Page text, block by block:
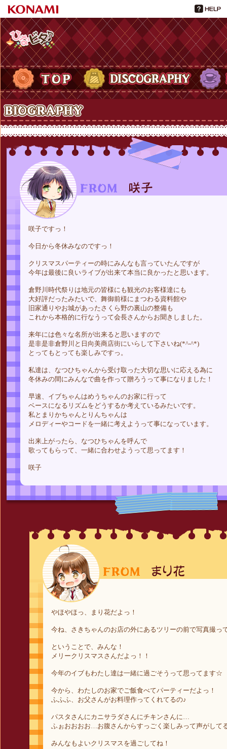
ひなビタ♪
TOP DISCOGRAPHY
Biography
咲子ですっ！
今日から冬休みなのですっ！
クリスマスパーティーの時にみんなも言っていたんですが
今年は最後に良いライブが出来て本当に良かったと思います。
倉野川時代祭りは地元の皆様にも観光のお客様達にも
大好評だったみたいで、舞御前様にまつわる資料館や
旧家通りやお城があったさくら野の裏山の整備も
これから本格的に行なうって会長さんからお聞きしました。
来年には色々な名所が出来ると思いますので
是非是非倉野川と日向美商店街にいらして下さいね(*^-^*)
とってもとっても楽しみですっ。
私達は、なつひちゃんから受け取った大切な思いに応える為に
冬休みの間にみんなで曲を作って贈ろうって事になりました！
早速、イブちゃんはめうちゃんのお家に行って
ベースになるリズムをどうするか考えているみたいです。
私とまりかちゃんとりんちゃんは
メロディーやコードを一緒に考えようって事になっています。
出来上がったら、なつひちゃんを呼んで
歌ってもらって、一緒に合わせようって思ってます！
咲子
やほやほっ、まり花だよっ！
今ね、さきちゃんのお店の外にあるツリーの前で写真撮っ
ということで、みんな！
メリークリスマスさんだよっ！！
今年のイブもわたし達は一緒に過ごそうって思ってます☆
今から、わたしのお家でご飯食べてパーティーだよっ！
ふふふ、お父さんがお料理作ってくれてるの♪
パスタさんにカニサラダさんにチキンさんに…
ふぉおおおお…お腹さんからすっごく楽しみって声がして
みんなもよいクリスマスを過ごしてね！